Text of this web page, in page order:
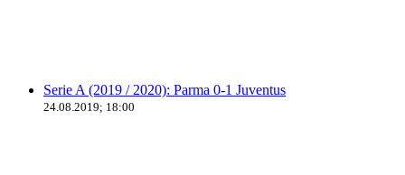
Serie A (2019 / 2020): Parma 0-1 Juventus
24.08.2019; 18:00